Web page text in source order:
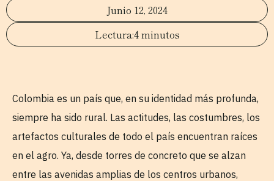
Junio 12, 2024
4 minutos
Colombia es un país que, en su identidad más profunda,
siempre ha sido rural. Las actitudes, las costumbres, los
artefactos culturales de todo el país encuentran raíces
en el agro. Ya, desde torres de concreto que se alzan
entre las avenidas amplias de los centros urbanos,